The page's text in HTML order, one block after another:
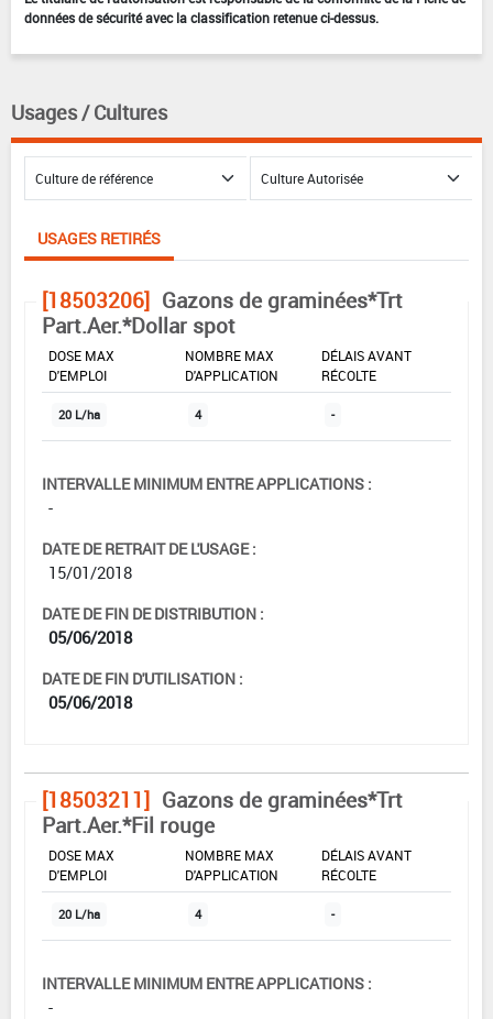
données de sécurité avec la classification retenue ci-dessus.
Usages / Cultures
USAGES RETIRÉS
[18503206] Gazons de graminées*Trt
Part.Aer.*Dollar spot
DOSE MAX
D'EMPLOI
NOMBRE MAX
D'APPLICATION
DÉLAIS AVANT
RÉCOLTE
20 L/ha 4 -
INTERVALLE MINIMUM ENTRE APPLICATIONS :
-
DATE DE RETRAIT DE L'USAGE :
15/01/2018
DATE DE FIN DE DISTRIBUTION :
05/06/2018
DATE DE FIN D'UTILISATION :
05/06/2018
[18503211] Gazons de graminées*Trt
Part.Aer.*Fil rouge
DOSE MAX
D'EMPLOI
NOMBRE MAX
D'APPLICATION
DÉLAIS AVANT
RÉCOLTE
20 L/ha 4 -
INTERVALLE MINIMUM ENTRE APPLICATIONS :
-